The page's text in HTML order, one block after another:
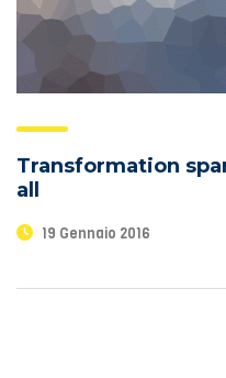
Transformation
all
19 Gennaio 2016